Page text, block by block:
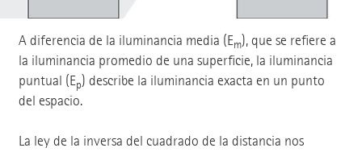
A diferencia de la iluminancia media (Em), que se refiere a
la iluminancia promedio de una superficie, la iluminancia
puntual (Ep) describe la iluminancia exacta en un punto
del espacio.
La ley de la inversa del cuadrado de la distancia nos